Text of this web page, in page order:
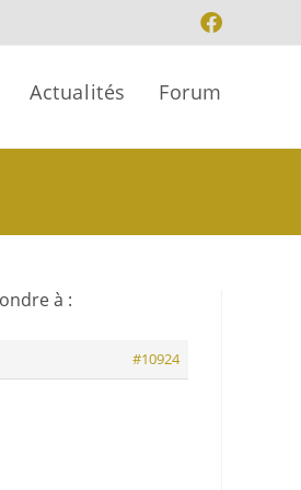
Actualités Forum
à :
#10924